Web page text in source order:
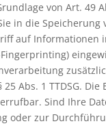
von Art. 49
in die Speicherung
auf Informationen
Fingerprinting)
25 Abs. 1 TTDSG.
Sind Ihre
oder zur